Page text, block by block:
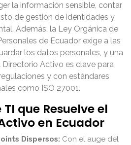
la información sensible, contar
de gestión de identidades y
Además, la Ley Orgánica de
de Ecuador exige a las
los datos personales, y una
Activo es clave para
y con estándares
como ISO 27001.
que Resuelve el
en Ecuador
Dispersos: Con el auge del